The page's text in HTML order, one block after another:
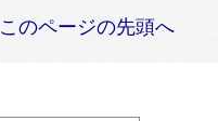
このページの先頭へ